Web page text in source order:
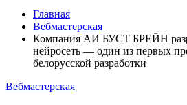
Главная
Вебмастерская
Компания АИ БУСТ БРЕЙН
нейросеть — один из первых
белорусской разработки
Вебмастерская